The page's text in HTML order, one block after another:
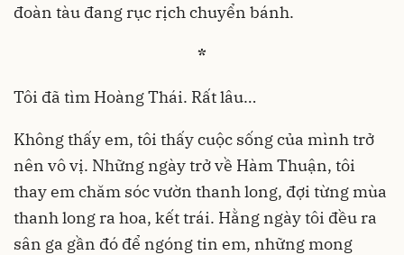
đoàn tàu đang rục rịch chuyển bánh.
*
Tôi đã tìm Hoàng Thái. Rất lâu…
Không thấy em, tôi thấy cuộc sống của mình trở
nên vô vị. Những ngày trở về Hàm Thuận, tôi
thay em chăm sóc vườn thanh long, đợi từng mùa
thanh long ra hoa, kết trái. Hằng ngày tôi đều ra
sân ga gần đó để ngóng tin em, những mong